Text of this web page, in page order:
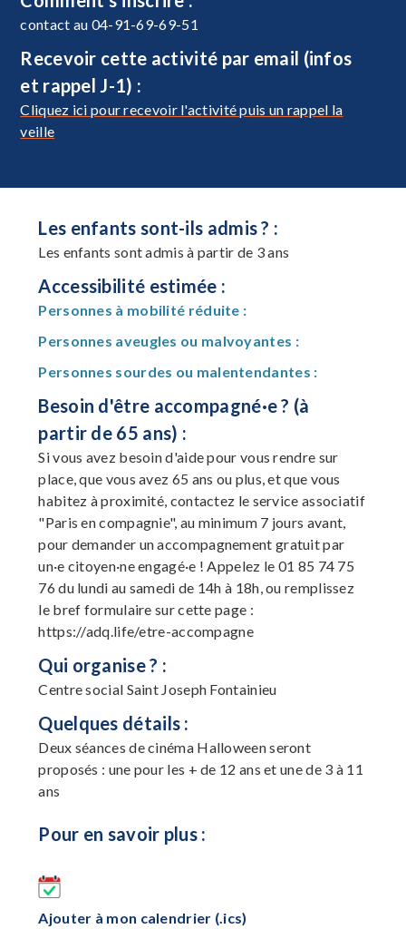
contact au 04-91-69-69-51
Recevoir cette activité par email (infos
et rappel J-1) :
Cliquez ici pour recevoir l'activité puis un rappel la
veille
Les enfants sont-ils admis ? :
Les enfants sont admis à partir de 3 ans
Accessibilité estimée :
Personnes à mobilité réduite :
Personnes aveugles ou malvoyantes :
Personnes sourdes ou malentendantes :
Besoin d'être accompagné·e ? (à
partir de 65 ans) :
Si vous avez besoin d'aide pour vous rendre sur
place, que vous avez 65 ans ou plus, et que vous
habitez à proximité, contactez le service associatif
"Paris en compagnie", au minimum 7 jours avant,
pour demander un accompagnement gratuit par
un·e citoyen·ne engagé·e ! Appelez le 01 85 74 75
76 du lundi au samedi de 14h à 18h, ou remplissez
le bref formulaire sur cette page :
https://adq.life/etre-accompagne
Qui organise ? :
Centre social Saint Joseph Fontainieu
Quelques détails :
Deux séances de cinéma Halloween seront
proposés : une pour les + de 12 ans et une de 3 à 11
ans
Pour en savoir plus :
Ajouter à mon calendrier (.ics)